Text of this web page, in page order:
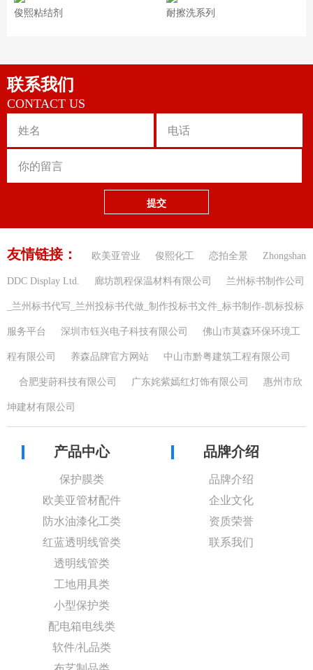
俊熙粘结剂 耐擦洗系列
联系我们
CONTACT US
提交
友情链接： 欧美亚管业 俊熙化工 恋拍全景 Zhongshan
DDC Display Ltd. 廊坊凯程保温材料有限公司 兰州标书制作公司
_兰州标书代写_兰州投标书代做_制作投标书文件_标书制作-凯标投标
服务平台 深圳市钰兴电子科技有限公司 佛山市莫森环保环境工
程有限公司 养森品牌官方网站 中山市黔粤建筑工程有限公司
合肥斐莳科技有限公司 广东姹紫嫣红灯饰有限公司 惠州市欣
坤建材有限公司
产品中心
保护膜类
欧美亚管材配件
防水油漆化工类
红蓝透明线管类
透明线管类
工地用具类
小型保护类
配电箱电线类
软件/礼品类
品牌介绍
品牌介绍
企业文化
资质荣誉
联系我们